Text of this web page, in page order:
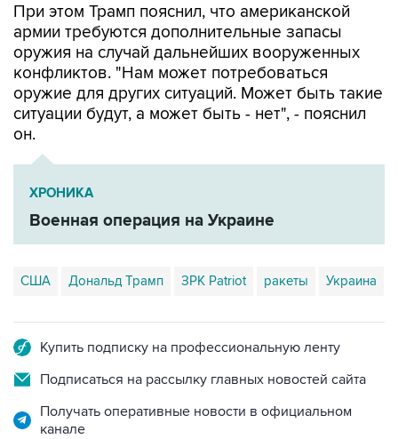
При этом Трамп пояснил, что американской
армии требуются дополнительные запасы
оружия на случай дальнейших вооруженных
конфликтов. "Нам может потребоваться
оружие для других ситуаций. Может быть такие
ситуации будут, а может быть - нет", - пояснил
он.
ХРОНИКА
Военная операция на Украине
США Дональд Трамп ЗРК Patriot ракеты Украина
Купить подписку на профессиональную ленту
Подписаться на рассылку главных новостей сайта
Получать оперативные новости в официальном
канале